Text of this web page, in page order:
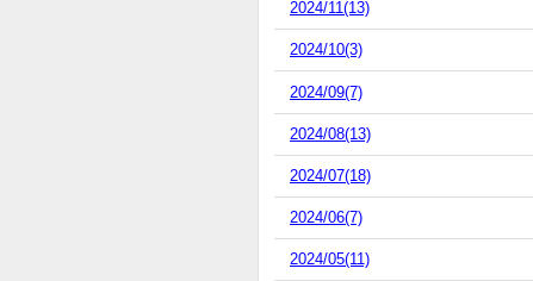
2024/11(13)
2024/10(3)
2024/09(7)
2024/08(13)
2024/07(18)
2024/06(7)
2024/05(11)